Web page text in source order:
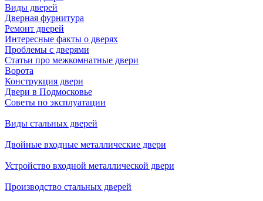
Виды дверей
Дверная фурнитура
Ремонт дверей
Интересные факты о дверях
Проблемы с дверями
Статьи про межкомнатные двери
Ворота
Конструкция двери
Двери в Подмосковье
Cоветы по эксплуатации
Виды стальных дверей
Двойные входные металлические двери
Устройство входной металлической двери
Производство стальных дверей